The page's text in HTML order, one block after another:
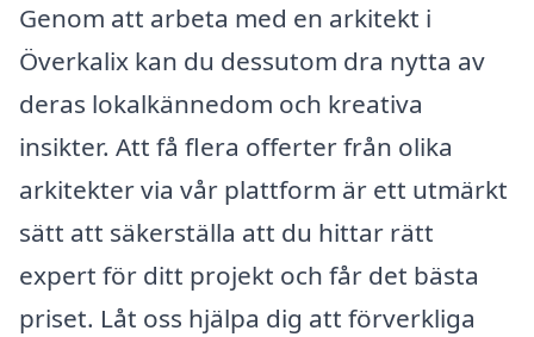
Genom att arbeta med en arkitekt i
Överkalix kan du dessutom dra nytta av
deras lokalkännedom och kreativa
insikter. Att få flera offerter från olika
arkitekter via vår plattform är ett utmärkt
sätt att säkerställa att du hittar rätt
expert för ditt projekt och får det bästa
priset. Låt oss hjälpa dig att förverkliga